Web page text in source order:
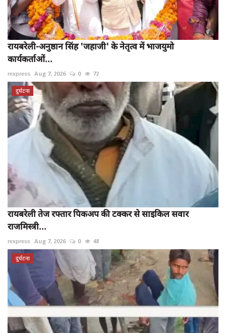
रायबरेली-अनुष्ठान सिंह 'जहाजी' के नेतृत्व में भाजयुमो
कार्यकर्ताओं...
rexpress Aug 7, 2026 0 72
दुर्घटना
रायबरेली तेज रफ्तार पिकअप की टक्कर से साइकिल सवार
राजमिस्त्री...
rexpress Aug 7, 2026 0 48
दुर्घटना